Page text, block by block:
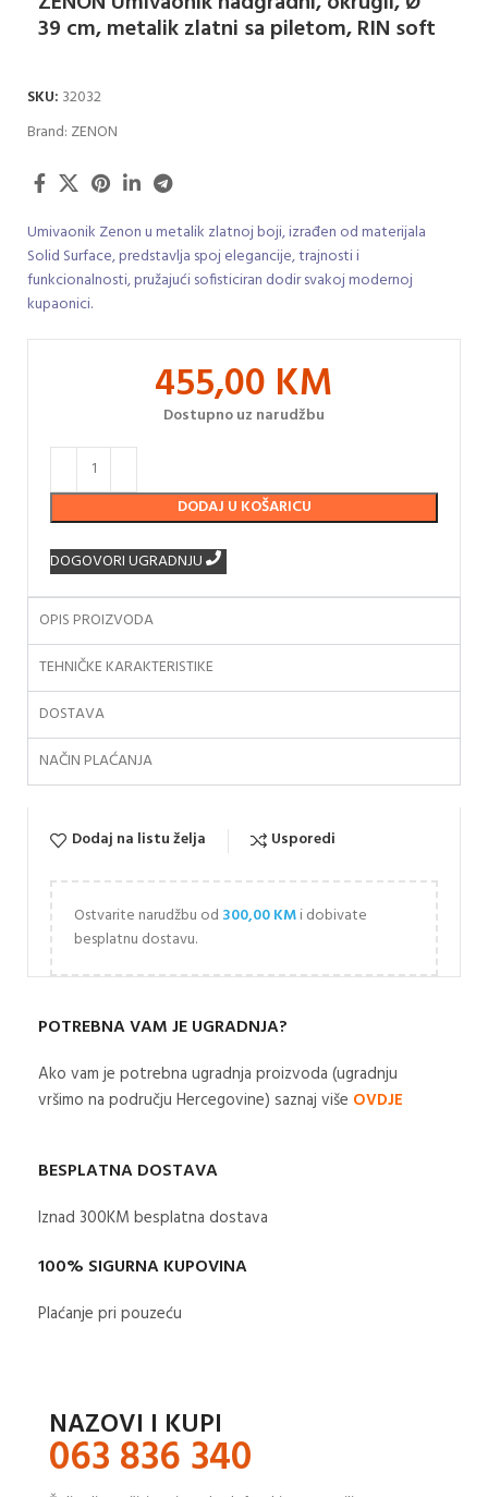
39 cm, metalik zlatni sa piletom, RIN soft
SKU: 32032
Brand: ZENON
Umivaonik Zenon u metalik zlatnoj boji, izrađen od materijala
Solid Surface, predstavlja spoj elegancije, trajnosti i
funkcionalnosti, pružajući sofisticiran dodir svakoj modernoj
kupaonici.
455,00 KM
Dostupno uz narudžbu
DODAJ U KOŠARICU
DOGOVORI UGRADNJU
OPIS PROIZVODA
TEHNIČKE KARAKTERISTIKE
DOSTAVA
NAČIN PLAĆANJA
Dodaj na listu želja Usporedi
Ostvarite narudžbu od 300,00KMi dobivate
besplatnu dostavu.
POTREBNA VAM JE UGRADNJA?
Ako vam je potrebna ugradnja proizvoda (ugradnju
vršimo na području Hercegovine) saznaj više OVDJE
BESPLATNA DOSTAVA
Iznad 300KM besplatna dostava​
100% SIGURNA KUPOVINA
Plaćanje pri pouzeću
NAZOVI I KUPI
063 836 340